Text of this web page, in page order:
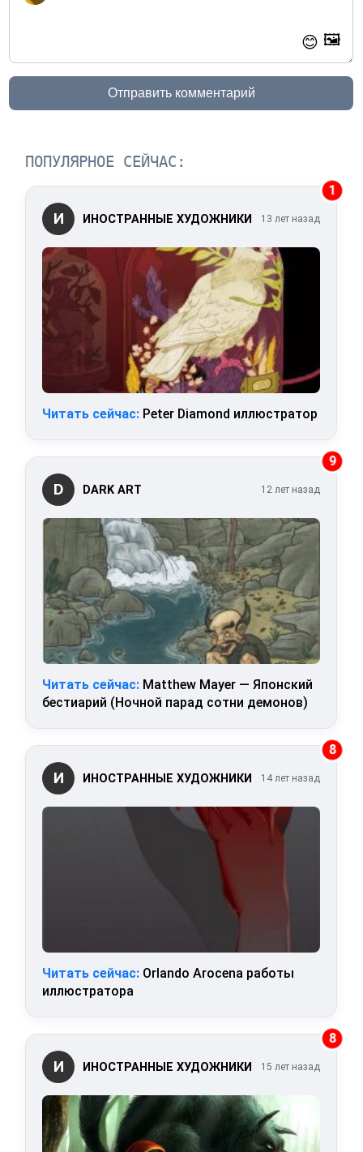
😊 🖼️
Отправить комментарий
ПОПУЛЯРНОЕ СЕЙЧАС:
1
И ИНОСТРАННЫЕ ХУДОЖНИКИ 13 лет назад
Читать сейчас: Peter Diamond иллюстратор
9
D DARK ART 12 лет назад
Читать сейчас: Matthew Mayer — Японский
бестиарий (Ночной парад сотни демонов)
8
И ИНОСТРАННЫЕ ХУДОЖНИКИ 14 лет назад
Читать сейчас: Orlando Arocena работы
иллюстратора
8
И ИНОСТРАННЫЕ ХУДОЖНИКИ 15 лет назад